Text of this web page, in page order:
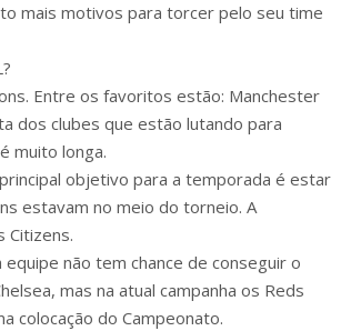
mais motivos para torcer pelo seu time
Entre os favoritos estão: Manchester
dos clubes que estão lutando para
muito longa.
objetivo para a temporada é estar
estavam no meio do torneio. A
Citizens.
não tem chance de conseguir o
mas na atual campanha os Reds
colocação do Campeonato.